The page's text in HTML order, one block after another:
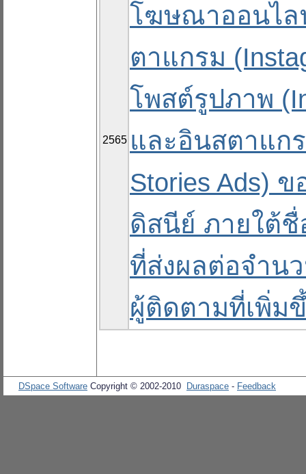
2565
โฆษณาออนไ
ตาแกรม
โพสต์รูปภาพ
และอินสตาแก
Stories Ads)
ดิสนีย์ ภายใต้ชื่
ที่ส่งผลต่อจำน
ผู้ติดตามที่เพิ่ม
DSpace Software Copyright © 2002-2010 Duraspace - Feedback